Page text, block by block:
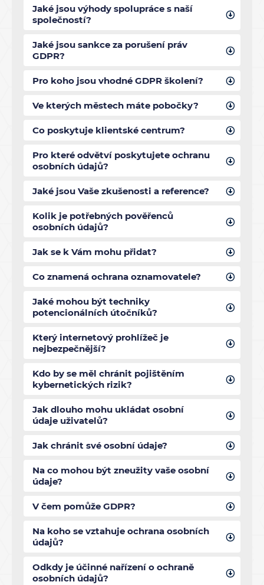
Jaké jsou výhody spolupráce s naší
společností?
Jaké jsou sankce za porušení práv
GDPR?
Pro koho jsou vhodné GDPR školení?
Ve kterých městech máte pobočky?
Co poskytuje klientské centrum?
Pro které odvětví poskytujete ochranu
osobních údajů?
Jaké jsou Vaše zkušenosti a reference?
Kolik je potřebných pověřenců
osobních údajů?
Jak se k Vám mohu přidat?
Co znamená ochrana oznamovatele?
Jaké mohou být techniky
potencionálních útočníků?
Který internetový prohlížeč je
nejbezpečnější?
Kdo by se měl chránit pojištěním
kybernetických rizik?
Jak dlouho mohu ukládat osobní
údaje uživatelů?
Jak chránit své osobní údaje?
Na co mohou být zneužity vaše osobní
údaje?
V čem pomůže GDPR?
Na koho se vztahuje ochrana osobních
údajů?
Odkdy je účinné nařízení o ochraně
osobních údajů?